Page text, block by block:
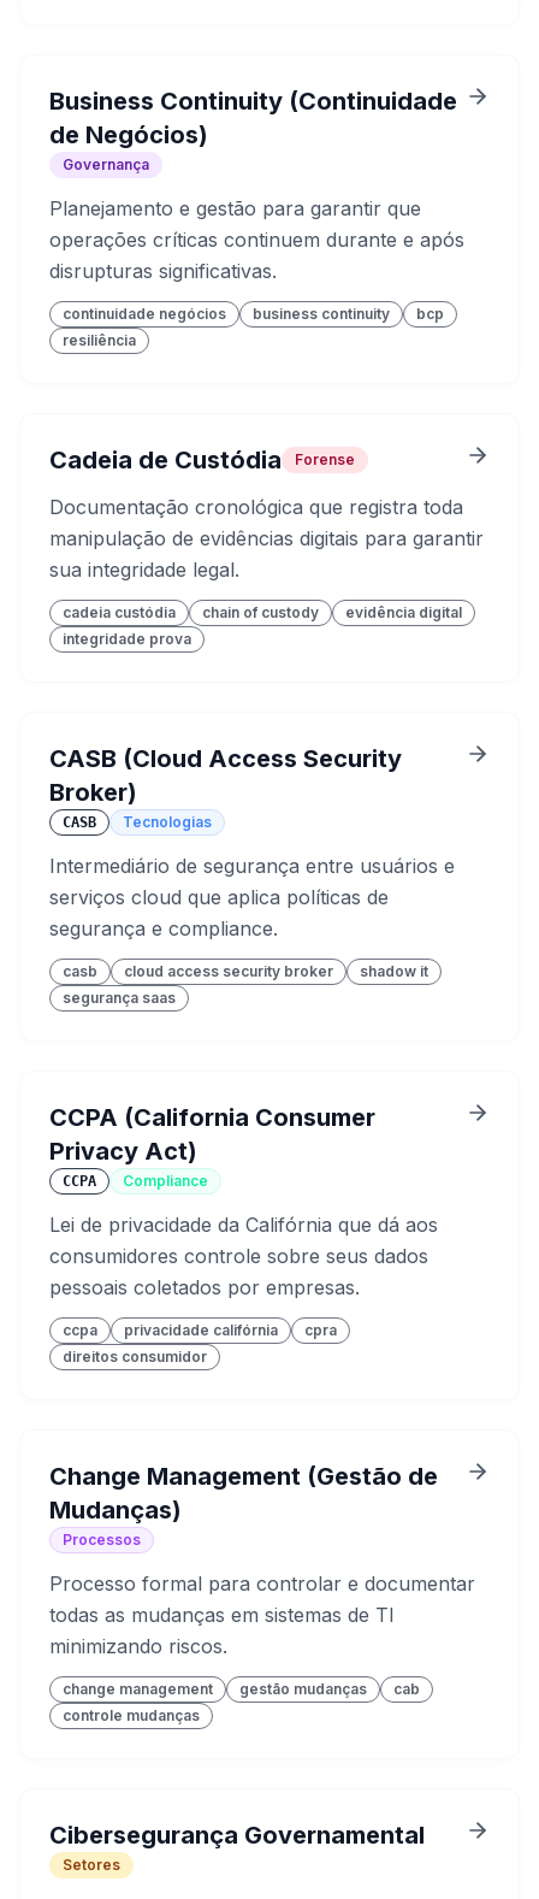
Business Continuity (Continuidade
de Negócios)
Governança
Planejamento e gestão para garantir que
operações críticas continuem durante e após
disrupturas significativas.
continuidade negócios business continuity
bcp
resiliência
Cadeia de Custódia Forense
Documentação cronológica que registra toda
manipulação de evidências digitais para garantir
sua integridade legal.
cadeia custódia chain of custody
evidência digital
integridade prova
CASB (Cloud Access Security
Broker)
CASB Tecnologias
Intermediário de segurança entre usuários e
serviços cloud que aplica políticas de
segurança e compliance.
casb cloud access security broker
shadow it
segurança saas
CCPA (California Consumer
Privacy Act)
CCPA Compliance
Lei de privacidade da Califórnia que dá aos
consumidores controle sobre seus dados
pessoais coletados por empresas.
ccpa privacidade califórnia
cpra
direitos consumidor
Change Management (Gestão de
Mudanças)
Processos
Processo formal para controlar e documentar
todas as mudanças em sistemas de TI
minimizando riscos.
change management gestão mudanças
cab
controle mudanças
Cibersegurança Governamental
Setores